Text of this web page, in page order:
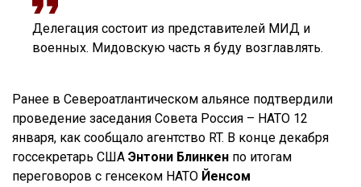
Делегация состоит из представителей МИД и
военных. Мидовскую часть я буду возглавлять.
Ранее в Североатлантическом альянсе подтвердили
проведение заседания Совета Россия – НАТО 12
января, как сообщало агентство RT. В конце декабря
госсекретарь США Энтони Блинкен по итогам
переговоров с генсеком НАТО Йенсом